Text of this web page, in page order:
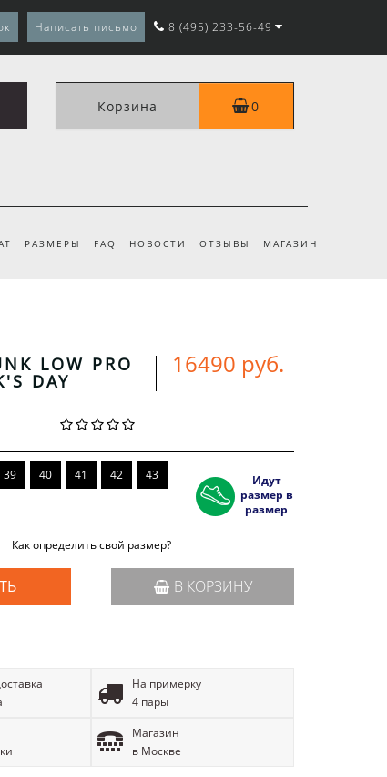
Написать письмо 8 (495) 233-56-49
Корзина 0
РАЗМЕРЫ FAQ НОВОСТИ ОТЗЫВЫ МАГАЗИН
LOW PRO
DAY
16490 руб.
39 40 41 42 43
Идут
размер в
размер
Как определить свой размер?
В КОРЗИНУ
На примерку
4 пары
Магазин
в Москве